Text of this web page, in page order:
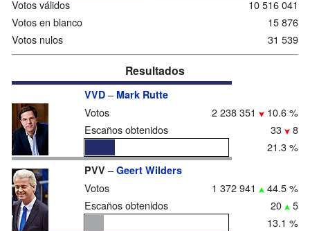
Votos válidos
10 516 041
Votos en blanco
15 876
Votos nulos
31 539
Resultados
VVD – Mark Rutte
Votos 2 238 351
10.6 %
Escaños obtenidos
33
8
21.3 %
PVV – Geert Wilders
Votos 1 372 941
44.5 %
Escaños obtenidos
20
5
13.1 %